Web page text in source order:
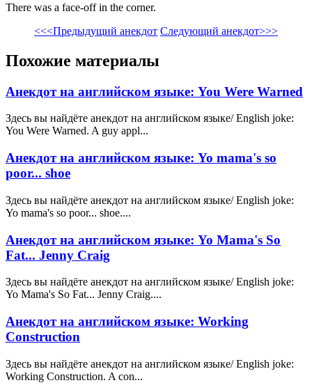
There was a face-off in the corner.
<<<Предыдущий анекдот Следующий анекдот>>>
Похожие материалы
Анекдот на английском языке: You Were Warned
Здесь вы найдёте анекдот на английском языке/ English joke:
You Were Warned. A guy appl...
Анекдот на английском языке: Yo mama's so
poor... shoe
Здесь вы найдёте анекдот на английском языке/ English joke:
Yo mama's so poor... shoe....
Анекдот на английском языке: Yo Mama's So
Fat... Jenny Craig
Здесь вы найдёте анекдот на английском языке/ English joke:
Yo Mama's So Fat... Jenny Craig....
Анекдот на английском языке: Working
Construction
Здесь вы найдёте анекдот на английском языке/ English joke:
Working Construction. A con...